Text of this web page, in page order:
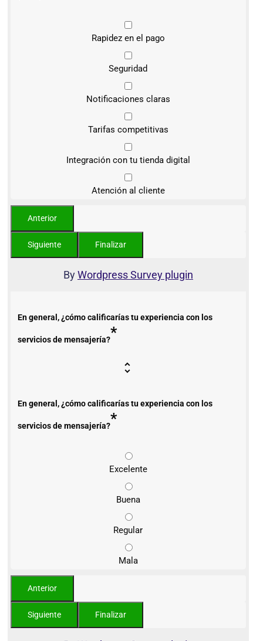
Rapidez en el pago
Seguridad
Notificaciones claras
Tarifas competitivas
Integración con tu tienda digital
Atención al cliente
ByWordpress Survey plugin
En general, ¿cómo calificarías tu experiencia con los
servicios de mensajería?*
En general, ¿cómo calificarías tu experiencia con los
servicios de mensajería?*
Excelente
Buena
Regular
Mala